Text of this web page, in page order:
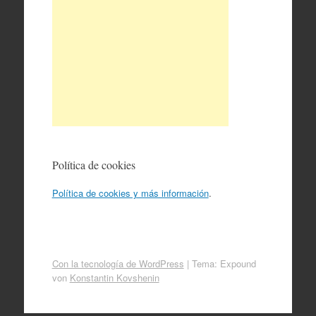
Política de cookies
Política de cookies y más información.
Con la tecnología de WordPress | Tema: Expound
von Konstantin Kovshenin